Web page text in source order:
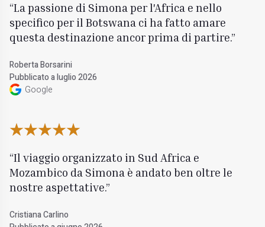
La passione di Simona per l'Africa e nello
specifico per il Botswana ci ha fatto amare
questa destinazione ancor prima di partire.
Roberta Borsarini
Pubblicato a luglio 2026
Google
Il viaggio organizzato in Sud Africa e
Mozambico da Simona è andato ben oltre le
nostre aspettative.
Cristiana Carlino